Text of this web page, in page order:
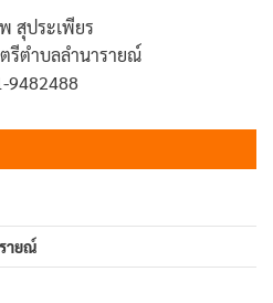
สุประเพียร
รีตำบลลำนารายณ์
9482488
ายณ์